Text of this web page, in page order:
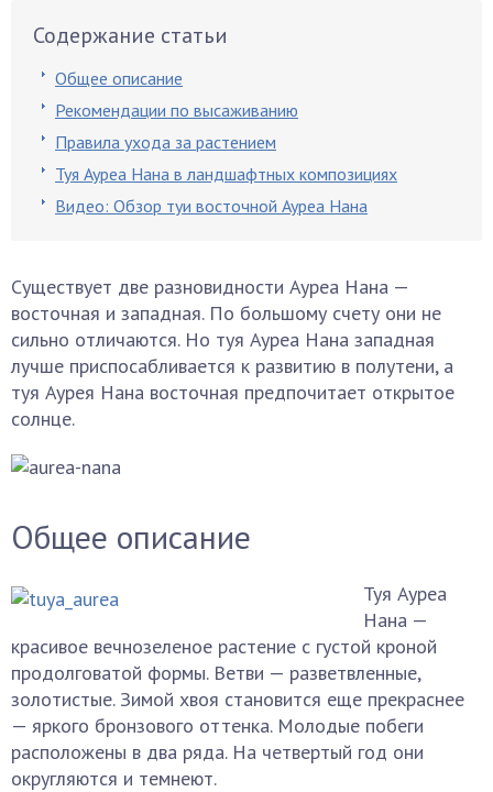
Содержание статьи
Общее описание
Рекомендации по высаживанию
Правила ухода за растением
Туя Ауреа Нана в ландшафтных композициях
Видео: Обзор туи восточной Ауреа Нана
Существует две разновидности Ауреа Нана —
восточная и западная. По большому счету они не
сильно отличаются. Но туя Ауреа Нана западная
лучше приспосабливается к развитию в полутени, а
туя Аурея Нана восточная предпочитает открытое
солнце.
Общее описание
Туя Ауреа
Нана —
красивое вечнозеленое растение с густой кроной
продолговатой формы. Ветви — разветвленные,
золотистые. Зимой хвоя становится еще прекраснее
— яркого бронзового оттенка. Молодые побеги
расположены в два ряда. На четвертый год они
округляются и темнеют.